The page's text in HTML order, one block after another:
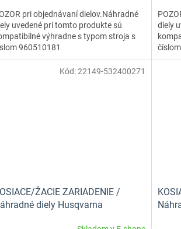
pri objednávaní dielov.Náhradné
uvedené pri tomto produkte sú
výhradne s typom stroja s
960510181
diely
ŽACIE ZARIADENIE /
diely Husqvarna
Kód:22149-532400271